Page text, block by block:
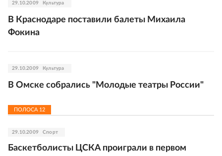
29.10.2009 Культура
В Краснодаре поставили балеты Михаила
Фокина
29.10.2009 Культура
В Омске собрались "Молодые театры России"
ПОЛОСА 12
29.10.2009 Спорт
Баскетболисты ЦСКА проиграли в первом